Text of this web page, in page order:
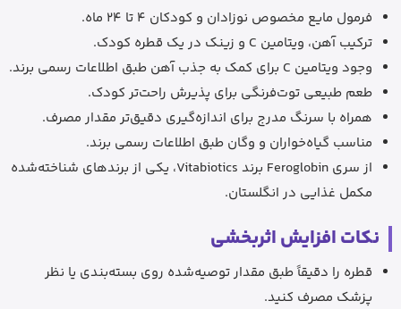
فرمول مایع مخصوص نوزادان و کودکان 4 تا 24 ماه.
ترکیب آهن، ویتامین C و زینک در یک قطره کودک.
وجود ویتامین C برای کمک به جذب آهن طبق اطلاعات رسمی برند.
طعم طبیعی توت‌فرنگی برای پذیرش راحت‌تر کودک.
همراه با سرنگ مدرج برای اندازه‌گیری دقیق‌تر مقدار مصرف.
مناسب گیاه‌خواران و وگان طبق اطلاعات رسمی برند.
از سری Feroglobin برند Vitabiotics، یکی از برندهای شناخته‌شده
مکمل غذایی در انگلستان.
نکات افزایش اثربخشی
قطره را دقیقاً طبق مقدار توصیه‌شده روی بسته‌بندی یا نظر
پزشک مصرف کنید.